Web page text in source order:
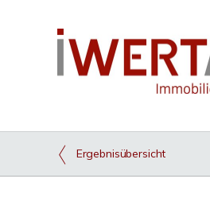
Ergebnisübersicht